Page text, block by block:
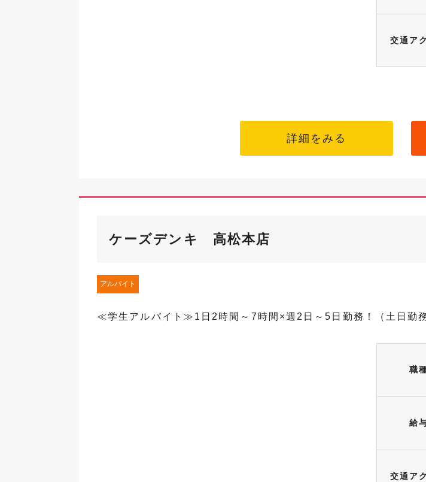
交通ア
詳細をみる
ケーズデンキ 高松本店
アルバイト
≪学生アルバイト≫1日2時間～7時間×週2日～5日勤務！（土日勤務
職
給
交通ア